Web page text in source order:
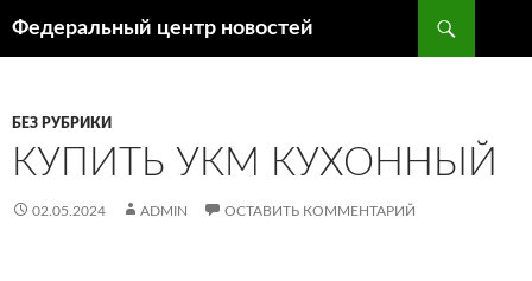
Федеральный центр новостей
БЕЗ РУБРИКИ
КУПИТЬ УКМ КУХОННЫЙ
02.05.2024 ADMIN ОСТАВИТЬ КОММЕНТАРИЙ